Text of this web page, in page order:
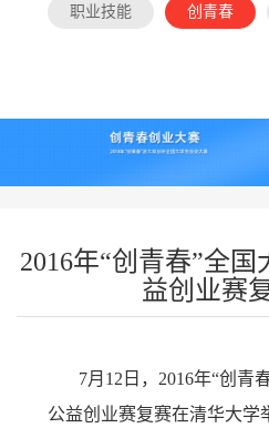
创青春
职业技能
2016年“创青春”全
益创业赛
7月 12 日， 2016年“创青
公益创业赛复赛在清华大学